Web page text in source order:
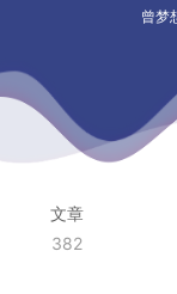
曾梦
文章
382